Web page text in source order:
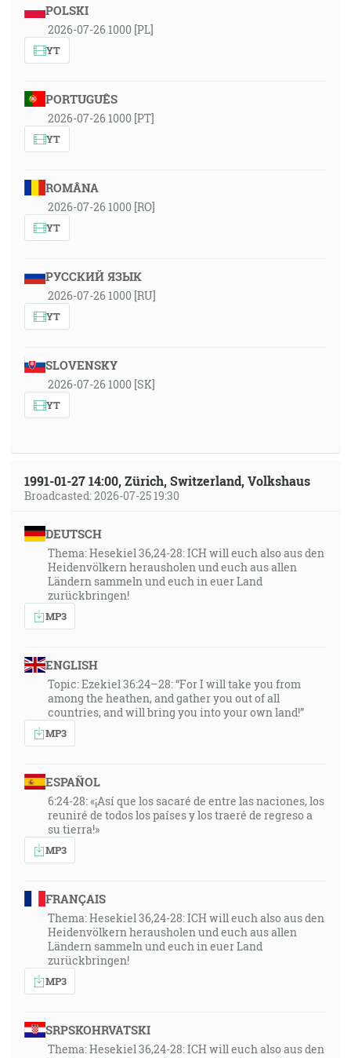
POLSKI
2026-07-26 1000 [PL]
YT
PORTUGUÊS
2026-07-26 1000 [PT]
YT
ROMÂNA
2026-07-26 1000 [RO]
YT
РУССКИЙ ЯЗЫК
2026-07-26 1000 [RU]
YT
SLOVENSKY
2026-07-26 1000 [SK]
YT
1991-01-27 14:00, Zürich, Switzerland, Volkshaus
Broadcasted: 2026-07-25 19:30
DEUTSCH
Thema: Hesekiel 36,24-28: ICH will euch also aus den
Heidenvölkern herausholen und euch aus allen
Ländern sammeln und euch in euer Land
zurückbringen!
MP3
ENGLISH
Topic: Ezekiel 36:24–28: “For I will take you from
among the heathen, and gather you out of all
countries, and will bring you into your own land!”
MP3
ESPAÑOL
6:24-28: «¡Así que los sacaré de entre las naciones, los
reuniré de todos los países y los traeré de regreso a
su tierra!»
MP3
FRANÇAIS
Thema: Hesekiel 36,24-28: ICH will euch also aus den
Heidenvölkern herausholen und euch aus allen
Ländern sammeln und euch in euer Land
zurückbringen!
MP3
SRPSKOHRVATSKI
Thema: Hesekiel 36,24-28: ICH will euch also aus den